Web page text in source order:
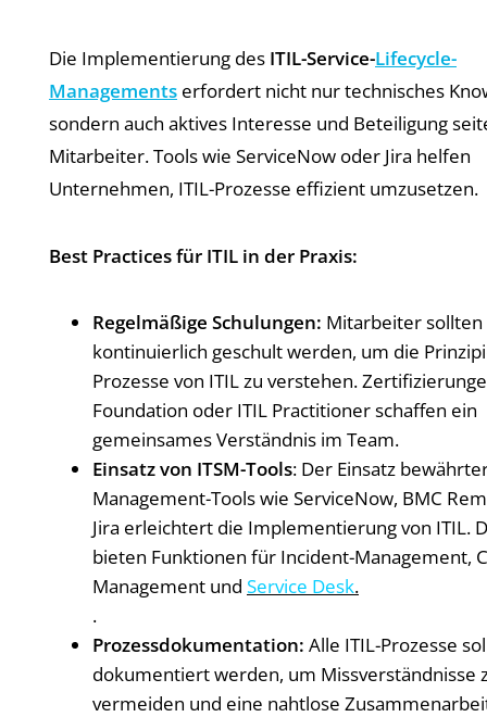
Die Implementierung des ITIL-Service-Lifecycle-
Managements erfordert nicht nur technisches
sondern auch aktives Interesse und Beteiligung
Mitarbeiter. Tools wie ServiceNow oder Jira helfen
Unternehmen, ITIL-Prozesse effizient umzusetzen.
Best Practices für ITIL in der Praxis:
Regelmäßige Schulungen: Mitarbeiter sollten
kontinuierlich geschult werden, um die
Prozesse von ITIL zu verstehen.
Foundation oder ITIL Practitioner schaffen ein
gemeinsames Verständnis im Team.
Einsatz von ITSM-Tools: Der Einsatz
Management-Tools wie ServiceNow, BMC
Jira erleichtert die Implementierung von ITIL.
bieten Funktionen für Incident-Management,
Management und Service Desk.
.
Prozessdokumentation: Alle ITIL-Prozesse
dokumentiert werden, um Missverständnisse
vermeiden und eine nahtlose